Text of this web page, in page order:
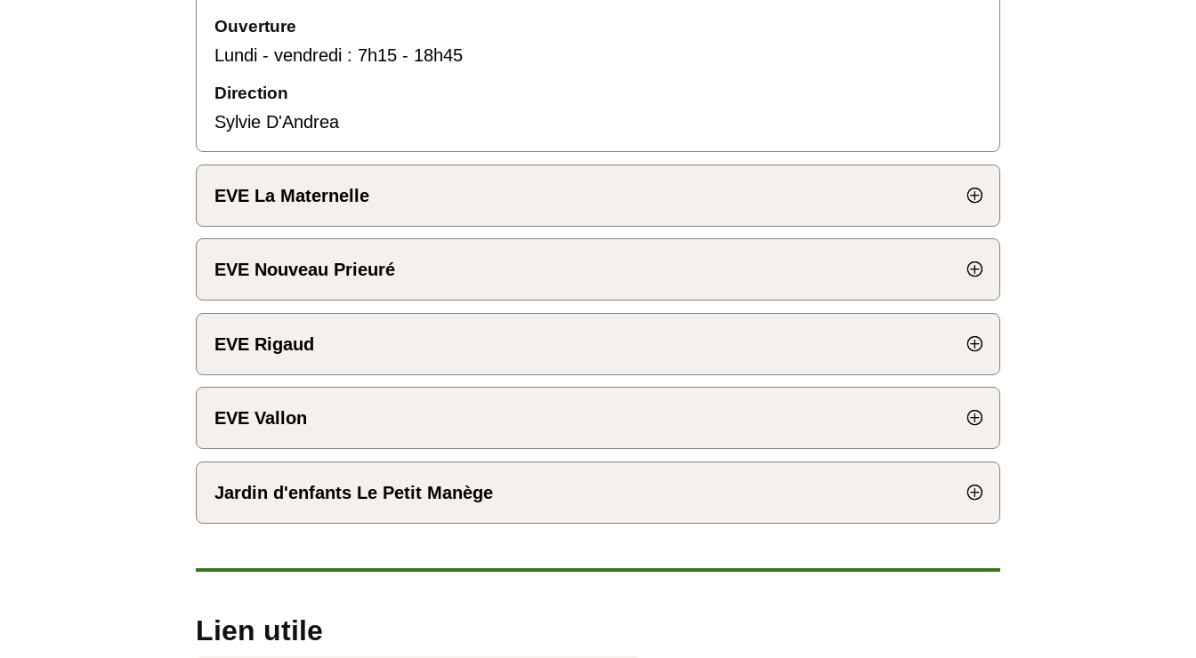
Ouverture
Lundi - vendredi : 7h15 - 18h45
Direction
Sylvie D'Andrea
EVE La Maternelle
EVE Nouveau Prieuré
EVE Rigaud
EVE Vallon
Jardin d'enfants Le Petit Manège
Lien utile